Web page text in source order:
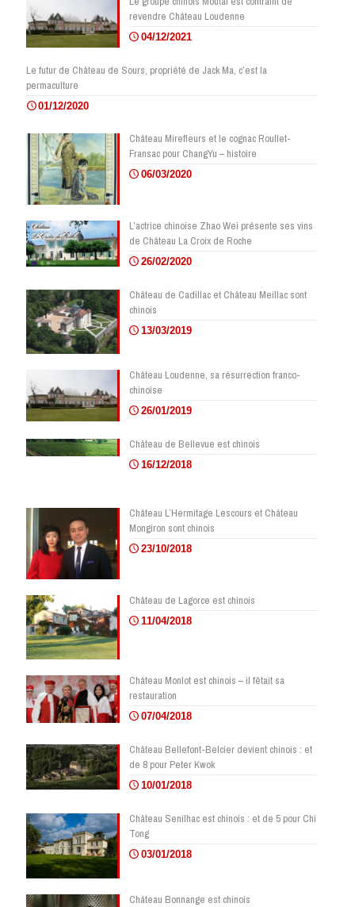
revendre Château Loudenne
04/12/2021
Le futur de Château de Sours, propriété de Jack Ma, c’est la
permaculture
01/12/2020
Château Mirefleurs et le cognac Roullet-
Fransac pour ChangYu – histoire
06/03/2020
L’actrice chinoise Zhao Wei présente ses vins
de Château La Croix de Roche
26/02/2020
Château de Cadillac et Château Meillac sont
chinois
13/03/2019
Château Loudenne, sa résurrection franco-
chinoise
26/01/2019
Château de Bellevue est chinois
16/12/2018
Château L’Hermitage Lescours et Château
Mongiron sont chinois
23/10/2018
Château de Lagorce est chinois
11/04/2018
Château Monlot est chinois – il fêtait sa
restauration
07/04/2018
Château Bellefont-Belcier devient chinois : et
de 8 pour Peter Kwok
10/01/2018
Château Senilhac est chinois : et de 5 pour Chi
Tong
03/01/2018
Château Bonnange est chinois